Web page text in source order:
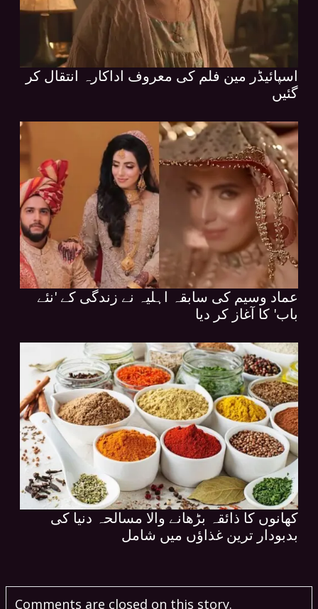
اسپائیڈر مین فلم کی معروف اداکارہ انتقال کر
گئیں
عماد وسیم کی سابقہ اہلیہ نے زندگی کے 'نئے
باب' کا آغاز کر دیا
کھانوں کا ذائقہ بڑھانے والا مسالحہ دنیا کی
بدبودار ترین غذاؤں میں شامل
Comments are closed on this story.